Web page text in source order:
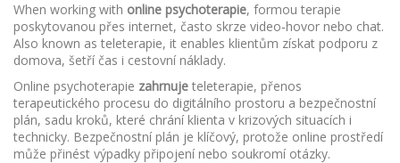
When working with online psychoterapie, formou terapie
poskytovanou přes internet, často skrze video‑hovor nebo chat.
Also known as teleterapie, it enables klientům získat podporu z
domova, šetří čas i cestovní náklady.
Online psychoterapie zahrnuje teleterapie, přenos
terapeutického procesu do digitálního prostoru a bezpečnostní
plán, sadu kroků, které chrání klienta v krizových situacích i
technicky. Bezpečnostní plán je klíčový, protože online prostředí
může přinést výpadky připojení nebo soukromí otázky.